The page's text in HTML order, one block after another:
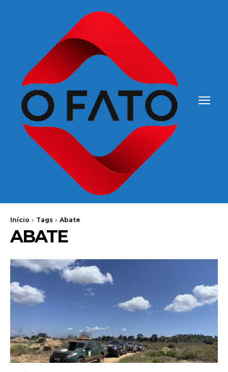
Início Tags Abate
ABATE